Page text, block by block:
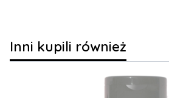
Inni kupili również